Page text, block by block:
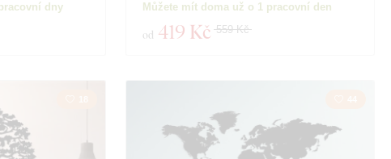
dny Můžete mít doma už o 1 pracovní den
od 419 Kč 559 Kč